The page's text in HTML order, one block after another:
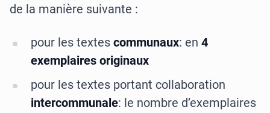
de la manière suivante :
pour les textes communaux: en 4
exemplaires originaux
pour les textes portant collaboration
intercommunale: le nombre d’exemplaires